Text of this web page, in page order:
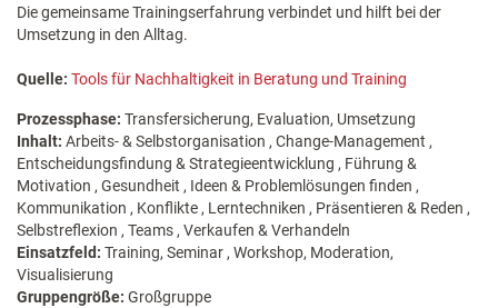
Die gemeinsame Trainingserfahrung verbindet und hilft bei der
Umsetzung in den Alltag.
Quelle: Tools für Nachhaltigkeit in Beratung und Training
Prozessphase: Transfersicherung, Evaluation, Umsetzung
Inhalt: Arbeits- & Selbstorganisation , Change-Management ,
Entscheidungsfindung & Strategieentwicklung , Führung &
Motivation , Gesundheit , Ideen & Problemlösungen finden ,
Kommunikation , Konflikte , Lerntechniken , Präsentieren & Reden ,
Selbstreflexion , Teams , Verkaufen & Verhandeln
Einsatzfeld: Training, Seminar , Workshop, Moderation,
Visualisierung
Gruppengröße: Großgruppe